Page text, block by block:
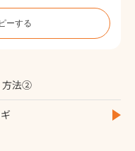
ーする
方法②